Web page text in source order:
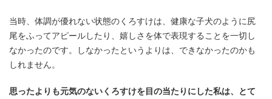
当時、体調が優れない状態のくろすけは、健康な子犬のように尻
尾をふってアピールしたり、嬉しさを体で表現することを一切し
なかったのです。しなかったというよりは、できなかったのかも
しれません。
思ったよりも元気のないくろすけを目の当たりにした私は、とて